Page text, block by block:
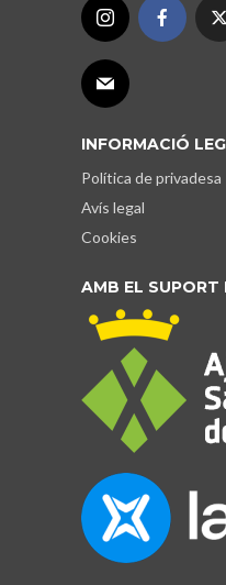
INFORMACIÓ
Política de privadesa
Avís legal
Cookies
AMB EL SUPORT